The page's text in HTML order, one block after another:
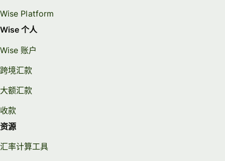
Wise Platform
Wise 个人
Wise 账户
跨境汇款
大额汇款
收款
资源
汇率计算工具